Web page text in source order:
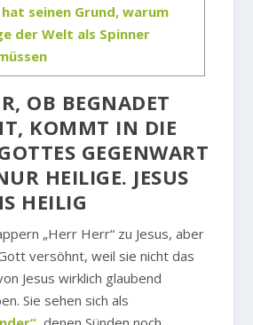
hat seinen Grund, warum
der Welt als Spinner
OB BEGNADET
KOMMT IN DIE
GEGENWART
HEILIGE. JESUS
HEILIG
„Herr Herr“ zu Jesus, aber
versöhnt, weil sie nicht das
Jesus wirklich glaubend
Sie sehen sich als